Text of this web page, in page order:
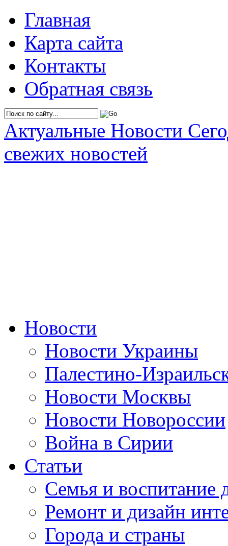
Главная
Карта сайта
Контакты
Обратная связь
Актуальные Новости
свежих новостей
Новости
Новости Украины
Палестино-
Новости Москвы
Новости Новороссии
Война в Сирии
Статьи
Семья и воспитание
Ремонт и дизайн
Города и страны